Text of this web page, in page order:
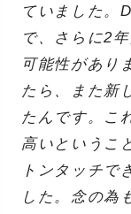
ていました。
で、さらに2
可能性があり
たら、また新
たんです。こ
高いというこ
トンタッチで
した。念の為